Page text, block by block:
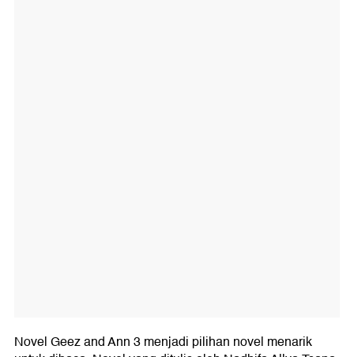
Novel Geez and Ann 3 menjadi pilihan novel menarik